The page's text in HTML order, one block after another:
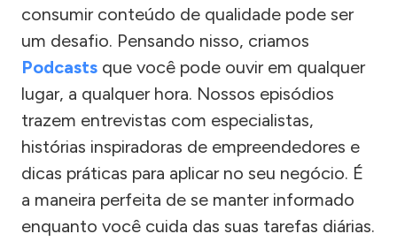
consumir conteúdo de qualidade pode ser
um desafio. Pensando nisso, criamos
Podcasts que você pode ouvir em qualquer
lugar, a qualquer hora. Nossos episódios
trazem entrevistas com especialistas,
histórias inspiradoras de empreendedores e
dicas práticas para aplicar no seu negócio. É
a maneira perfeita de se manter informado
enquanto você cuida das suas tarefas diárias.